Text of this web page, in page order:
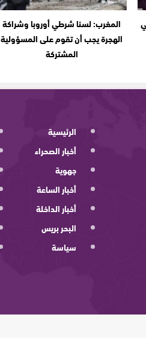
المغرب: لسنا شرطي أوروبا وشراكة
الهجرة يجب أن تقوم على المسؤولية
المشتركة
الرئيسية
أخبار الصحراء
جهوية
أخبار الساعة
أخبار الداخلة
البحر بريس
سياسة